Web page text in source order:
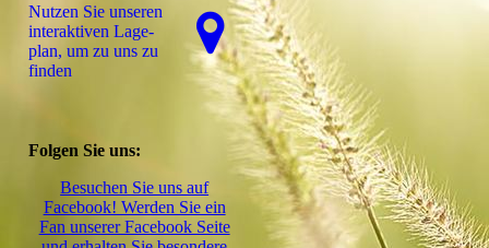
Nutzen Sie unseren
interaktiven La­ge­
plan, um zu uns zu
finden
Folgen Sie uns:
Besuchen Sie uns auf
Facebook! Werden Sie ein
Fan unserer Facebook Seite